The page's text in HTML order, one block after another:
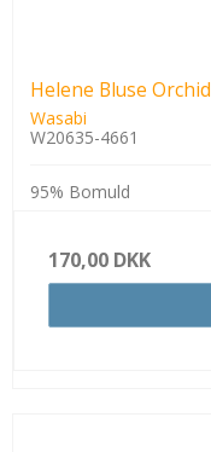
Helene Bluse Orchid
Wasabi
W20635-4661
95% Bomuld
170,00 DKK